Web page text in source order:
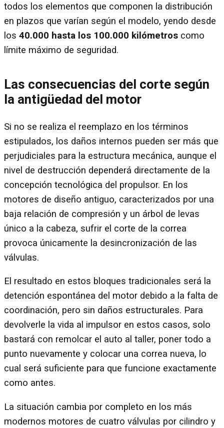
todos los elementos que componen la distribución
en plazos que varían según el modelo, yendo desde
los 40.000 hasta los 100.000 kilómetros como
límite máximo de seguridad.
Las consecuencias del corte según
la antigüedad del motor
Si no se realiza el reemplazo en los términos
estipulados, los daños internos pueden ser más que
perjudiciales para la estructura mecánica, aunque el
nivel de destrucción dependerá directamente de la
concepción tecnológica del propulsor. En los
motores de diseño antiguo, caracterizados por una
baja relación de compresión y un árbol de levas
único a la cabeza, sufrir el corte de la correa
provoca únicamente la desincronización de las
válvulas.
El resultado en estos bloques tradicionales será la
detención espontánea del motor debido a la falta de
coordinación, pero sin daños estructurales. Para
devolverle la vida al impulsor en estos casos, solo
bastará con remolcar el auto al taller, poner todo a
punto nuevamente y colocar una correa nueva, lo
cual será suficiente para que funcione exactamente
como antes.
La situación cambia por completo en los más
modernos motores de cuatro válvulas por cilindro y